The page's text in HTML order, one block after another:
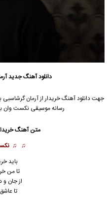
دانلود آهنگ جدید
جهت دانلود آهنگ خریدار ازآرمان گرشاسبی
رسانه موسیقی نکست وان
متن آهنگ
♫ ♫
باید
تا من
از جان
تا